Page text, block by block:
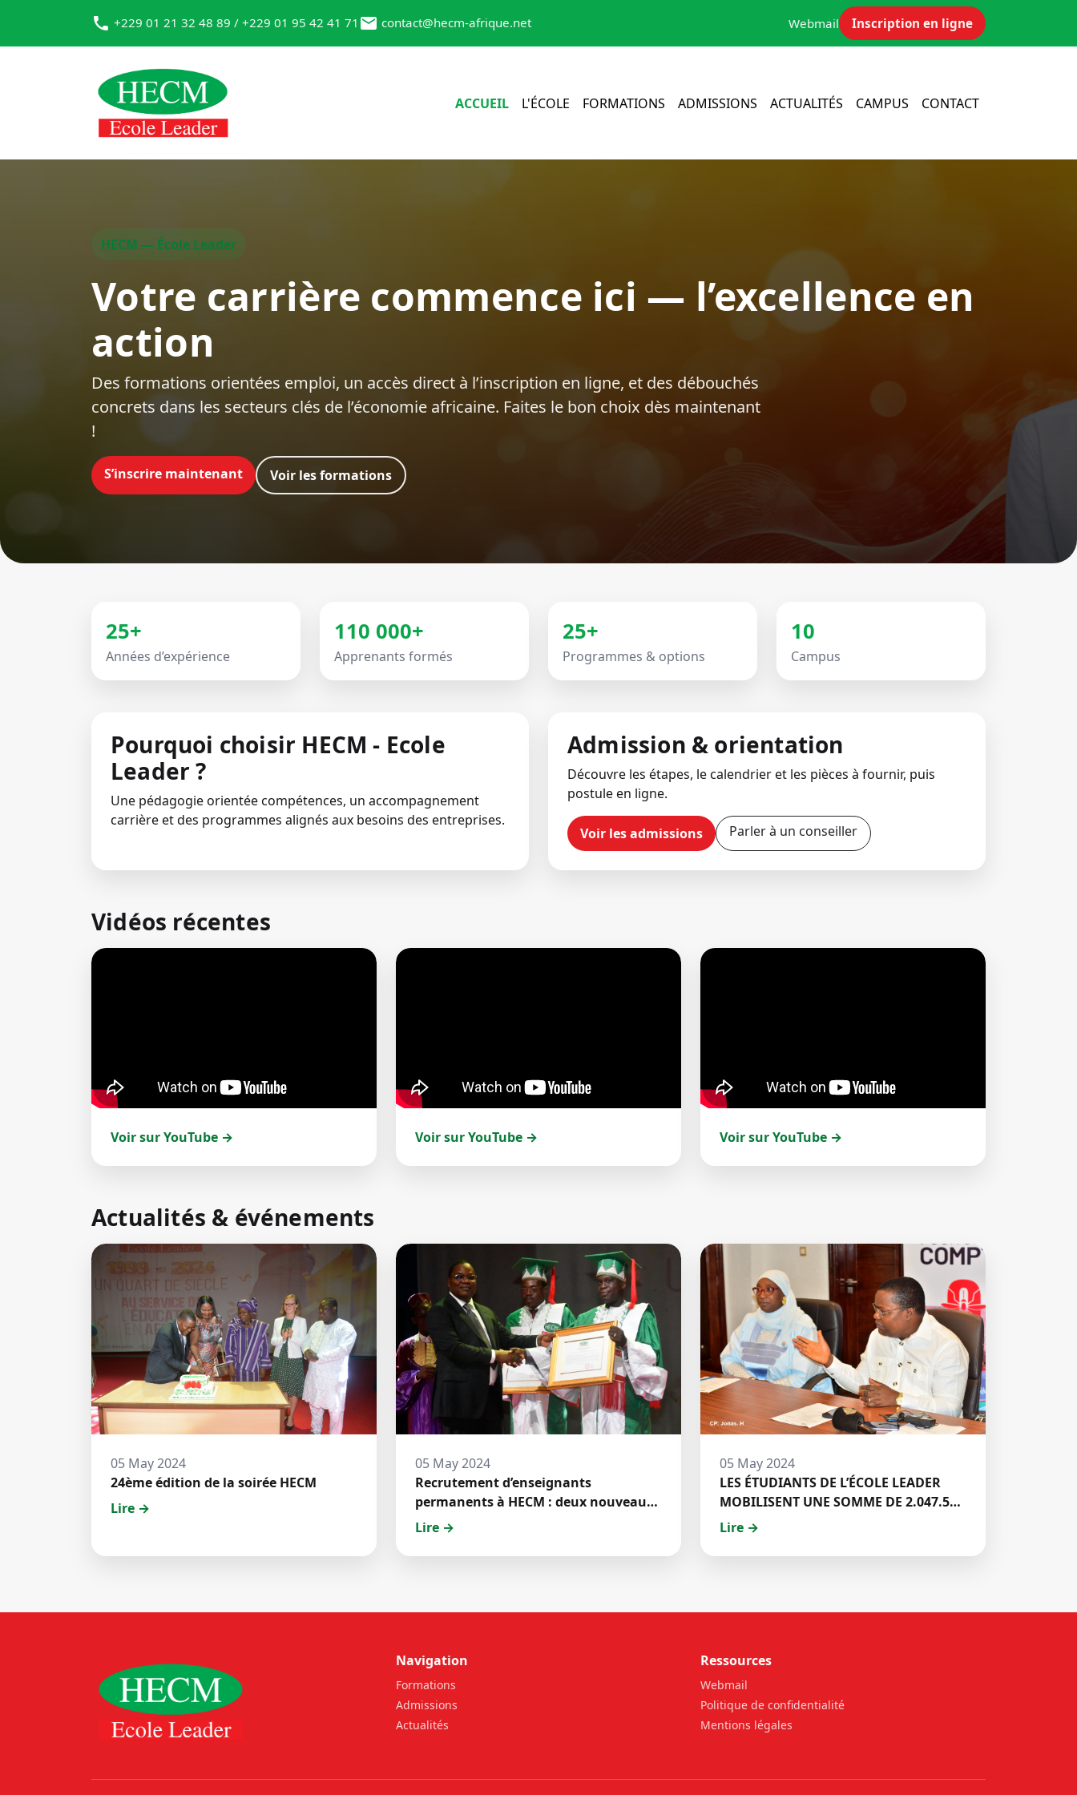
+229 01 21 32 48 89 / +229 01 95 42 41 71 contact@hecm-afrique.net Webmail Inscription en ligne
ACCUEIL L'ÉCOLE FORMATIONS ADMISSIONS ACTUALITÉS CAMPUS CONTACT
HECM — École Leader
Votre carrière commence ici — l’excellence en
action
Des formations orientées emploi‍, un accès direct à l’inscription en ligne, et des débouchés
concrets dans les secteurs clés de l’économie africaine. Faites le bon choix dès maintenant
!
S’inscrire maintenant Voir les formations
25+
Années d’expérience
110 000+
Apprenants formés
25+
Programmes & options
10
Campus
Pourquoi choisir HECM - Ecole
Leader ?
Une pédagogie orientée compétences, un accompagnement
carrière et des programmes alignés aux besoins des entreprises.
Admission & orientation
Découvre les étapes, le calendrier et les pièces à fournir, puis
postule en ligne.
Voir les admissions Parler à un conseiller
Vidéos récentes
Voir sur YouTube → Voir sur YouTube → Voir sur YouTube →
Actualités & événements
05 May 2024
24ème édition de la soirée HECM
Lire →
05 May 2024
Recrutement d’enseignants
permanents à HECM : deux nouveaux
jeunes docteurs ont prêté́ serment
Lire →
05 May 2024
LES ÉTUDIANTS DE L’ÉCOLE LEADER
MOBILISENT UNE SOMME DE 2.047.500
FCFA POUR LE FONDS ZÉRO
REPRESENTANT DES ETUDIANTS DE
Lire →
Navigation
Formations
Admissions
Actualités
Ressources
Webmail
Politique de confidentialité
Mentions légales